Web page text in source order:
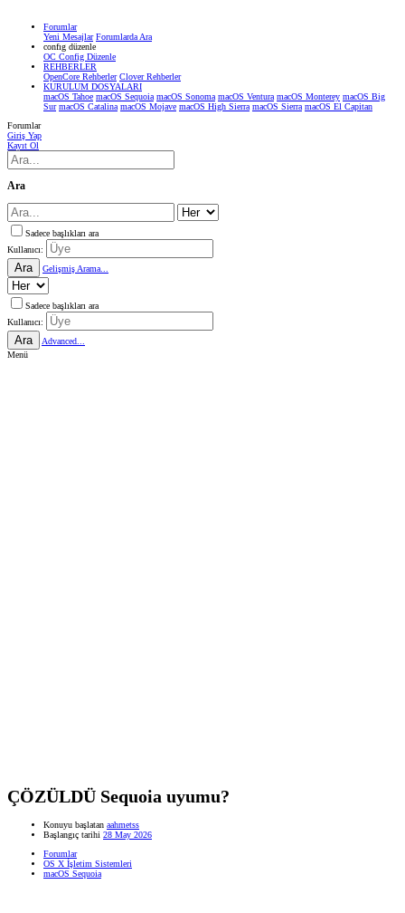
Forumlar
Yeni Mesajlar Forumlarda Ara
confıg düzenle
OC Config Düzenle
REHBERLER
OpenCore Rehberler Clover Rehberler
KURULUM DOSYALARI
macOS Tahoe macOS Sequoia macOS Sonoma macOS Ventura macOS Monterey macOS Big
Sur macOS Catalina macOS Mojave macOS High Sierra macOS Sierra macOS El Capitan
Forumlar
Giriş Yap
Kayıt Ol
Ara
Sadece başlıkları ara
Kullanıcı:
Ara Gelişmiş Arama...
Sadece başlıkları ara
Kullanıcı:
Ara
Advanced...
Menü
ÇÖZÜLDÜ Sequoia uyumu?
Konuyu başlatan aahmetss
Başlangıç tarihi 28 May 2026
Forumlar
OS X İşletim Sistemleri
macOS Sequoia